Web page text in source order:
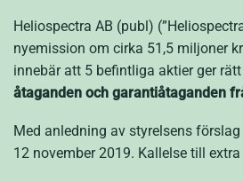
Heliospectra AB (publ)
nyemission om cirka 51,5 miljoner
innebär att 5 befintliga aktier ger
åtaganden och garantiåtaganden
Med anledning av styrelsens
12 november 2019. Kallelse till